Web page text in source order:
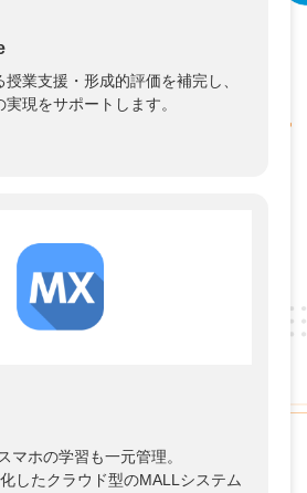
業支援・形成的評価を補完し、
現をサポートします。
マホの学習も一元管理。
したクラウド型のMALLシステム